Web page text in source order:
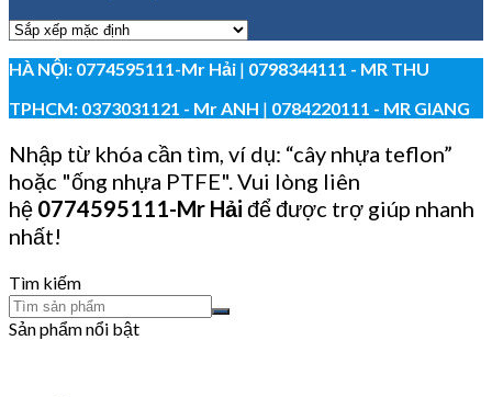
HÀ NỘI: 0774595111-Mr Hải | 0798344111 - MR THU
TPHCM: 0373031121 - Mr ANH | 0784220111 - MR GIANG
Nhập từ khóa cần tìm, ví dụ: “cây nhựa teflon”
hoặc "ống nhựa PTFE". Vui lòng liên
hệ 0774595111-Mr Hải để được trợ giúp nhanh
nhất!
Tìm kiếm
Sản phẩm nổi bật